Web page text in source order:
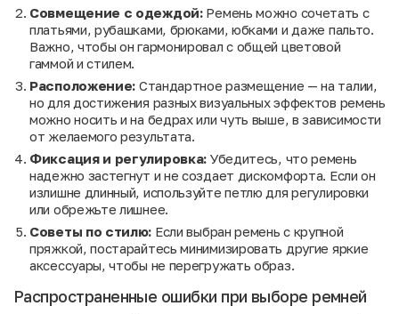
Совмещение с одеждой:Ремень можно сочетать с
платьями, рубашками, брюками, юбками и даже пальто.
Важно, чтобы он гармонировал с общей цветовой
гаммой и стилем.
Расположение: Стандартное размещение — на талии,
но для достижения разных визуальных эффектов ремень
можно носить и на бедрах или чуть выше, в зависимости
от желаемого результата.
Фиксация и регулировка: Убедитесь, что ремень
надежно застегнут и не создает дискомфорта. Если он
излишне длинный, используйте петлю для регулировки
или обрежьте лишнее.
Советы по стилю: Если выбран ремень с крупной
пряжкой, постарайтесь минимизировать другие яркие
аксессуары, чтобы не перегружать образ.
Распространенные ошибки при выборе ремней